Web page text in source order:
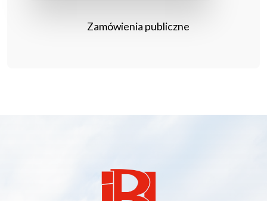
Zamówienia publiczne